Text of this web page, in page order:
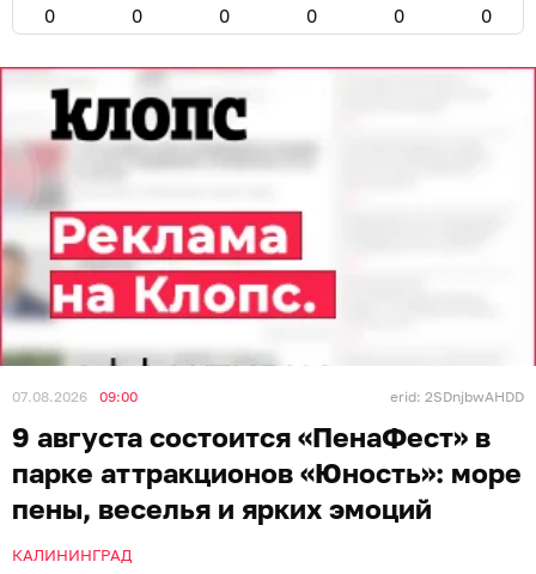
0 0 0 0 0 0
07.08.2026 09:00 erid: 2SDnjbwAHDD
9 августа состоится «ПенаФест» в
парке аттракционов «Юность»: море
пены, веселья и ярких эмоций
КАЛИНИНГРАД